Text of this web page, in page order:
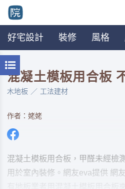
好宅設計 裝修 風格
混凝土模板用合板
木地板 工法建材
作者：姥姥
混凝土模板用合板，甲醛未經檢
用於室內裝修。網友eva提供 網